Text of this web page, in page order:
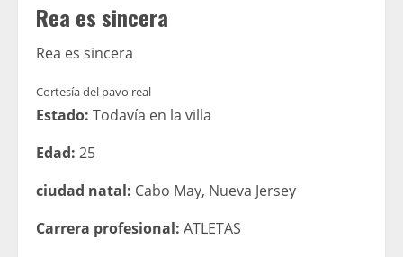
Rea es sincera
Rea es sincera
Cortesía del pavo real
Estado: Todavía en la villa
Edad: 25
ciudad natal: Cabo May, Nueva Jersey
Carrera profesional: ATLETAS